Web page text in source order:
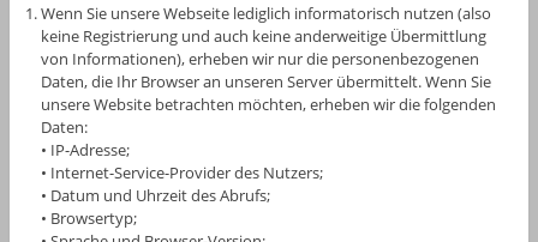
Wenn Sie unsere Webseite lediglich informatorisch nutzen (also
keine Registrierung und auch keine anderweitige Übermittlung
von Informationen), erheben wir nur die personenbezogenen
Daten, die Ihr Browser an unseren Server übermittelt. Wenn Sie
unsere Website betrachten möchten, erheben wir die folgenden
Daten:
• IP-Adresse;
• Internet-Service-Provider des Nutzers;
• Datum und Uhrzeit des Abrufs;
• Browsertyp;